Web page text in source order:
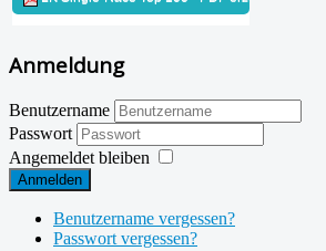
Anmeldung
Benutzername
Passwort
Angemeldet bleiben
Anmelden
Benutzername vergessen?
Passwort vergessen?